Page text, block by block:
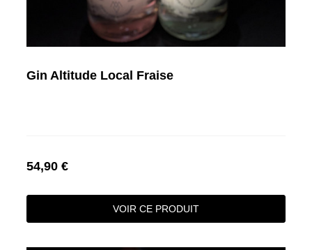
Gin Altitude Local Fraise
54,90 €
VOIR CE PRODUIT